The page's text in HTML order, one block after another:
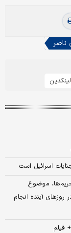
ناصر
لینکدین
اسرائیل است
موضوع
آینده انجام
فیلم